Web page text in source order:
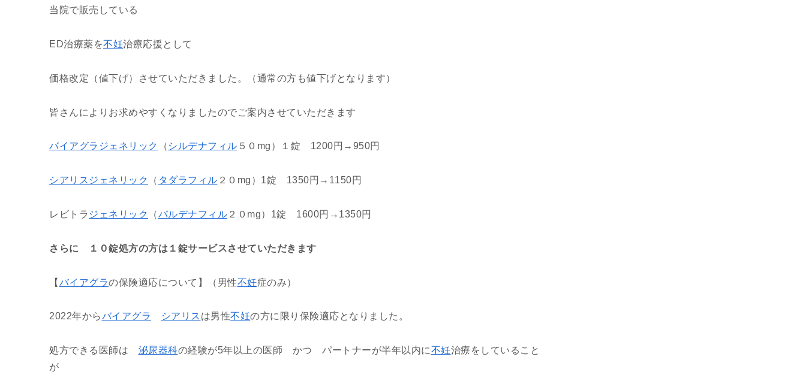
当院で販売している
ED治療薬を不妊治療応援として
価格改定（値下げ）させていただきました。（通常の方も値下げとなります）
皆さんによりお求めやすくなりましたのでご案内させていただきます
バイアグラ ジェネリック （ シルデナフィル ５０mg）１錠 1200円→950円
シアリス ジェネリック （ タダラフィル ２０mg）1錠 1350円→1150円
レビトラ ジェネリック （バルデナフィル ２０mg）1錠 1600円→1350円
さらに １０錠処方の方は１錠サービスさせていただきます
【 バイアグラの保険適応について】（男性不妊症のみ）
2022年からバイアグラ シアリス は男性不妊の方に限り保険適応となりました。
処方できる医師は 泌尿器科の経験が5年以上の医師 かつ パートナーが半年以内に不妊治療をしていること
が